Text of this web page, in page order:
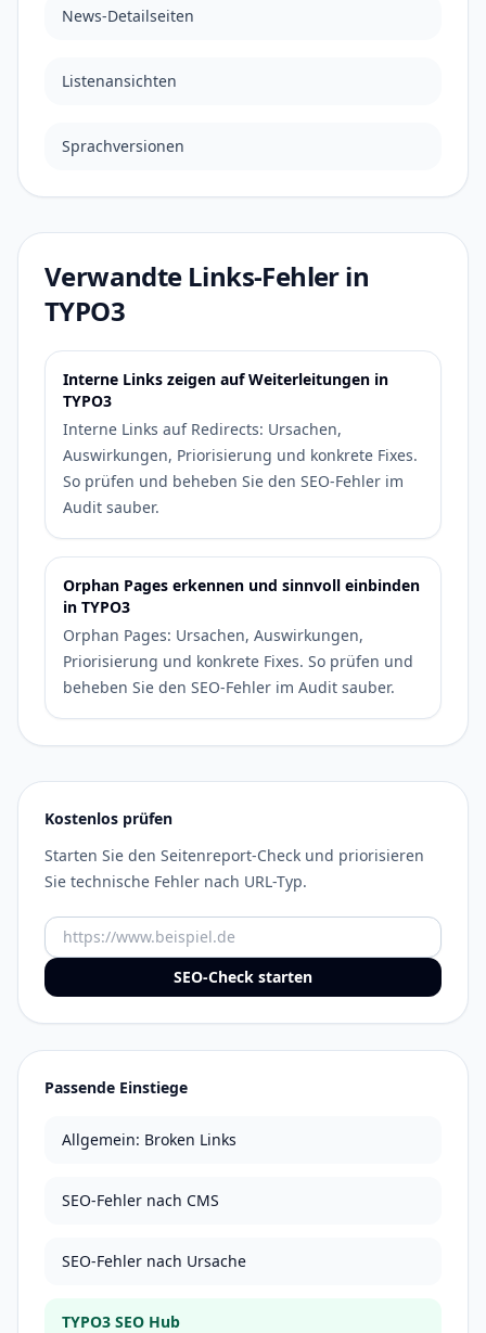
News-Detailseiten
Listenansichten
Sprachversionen
Verwandte Links-Fehler in
TYPO3
Interne Links zeigen auf Weiterleitungen in
TYPO3
Interne Links auf Redirects: Ursachen,
Auswirkungen, Priorisierung und konkrete Fixes.
So prüfen und beheben Sie den SEO-Fehler im
Audit sauber.
Orphan Pages erkennen und sinnvoll einbinden
in TYPO3
Orphan Pages: Ursachen, Auswirkungen,
Priorisierung und konkrete Fixes. So prüfen und
beheben Sie den SEO-Fehler im Audit sauber.
Kostenlos prüfen
Starten Sie den Seitenreport-Check und priorisieren
Sie technische Fehler nach URL-Typ.
URL
SEO-Check starten
Passende Einstiege
Allgemein: Broken Links
SEO-Fehler nach CMS
SEO-Fehler nach Ursache
TYPO3 SEO Hub